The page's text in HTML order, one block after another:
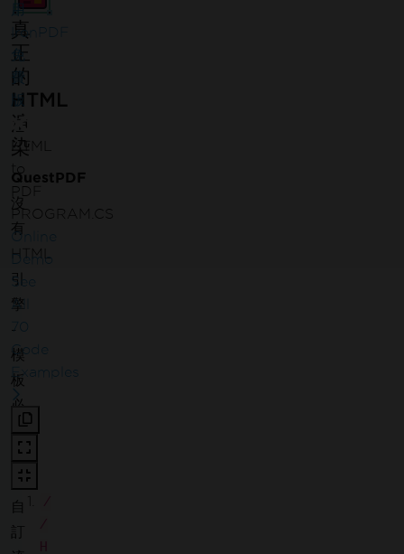
用
IronPDF
免
費
版
HTML
to
PDF
PROGRAM.CS
Online
Demo
See
All
70
Code
Examples
真
正
的
HTML
渲
染
QuestPDF
沒
有
HTML
引
擎
-
模
板
必
須
使
用
自
訂